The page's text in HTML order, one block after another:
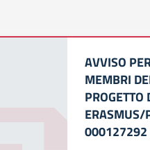
AVVISO
MEMBRI
PROGETTO
000127292